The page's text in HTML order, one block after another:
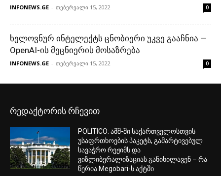
INFONEWS.GE - თებერვალი 15, 2022 0
ხელოვნურ ინტელექტს ცნობიერი უკვე გააჩნია —
OpenAI-ის მეცნიერის მოსაზრება
INFONEWS.GE - თებერვალი 15, 2022 0
რედაქტორის რჩევით
POLITICO: აშშ-ში საქართველოსთვის
უსაფრთხოების პაკეტს, გამარტივებულ
სავაჭრო რეჟიმს და
ვიზლიბერალიზაციას განიხილავენ – რა
წერია Megobari-ს აქტში